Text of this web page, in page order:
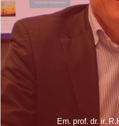
Em. prof. dr. ir.